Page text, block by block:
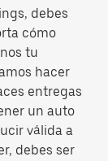
debes
cómo
tu
hacer
entregas
un auto
válida a
debes ser